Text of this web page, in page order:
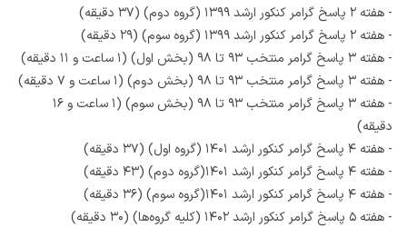
- هفته ۲ پاسخ گرامر کنکور ارشد ۱۳۹۹ (گروه دوم) (۳۷ دقیقه)
- هفته ۲ پاسخ گرامر کنکور ارشد ۱۳۹۹ (گروه سوم) (۲۹ دقیقه)
- هفته ۳ پاسخ گرامر منتخب ۹۳ تا ۹۸ (بخش اول) (۱ ساعت و ۱۱ دقیقه)
- هفته ۳ پاسخ گرامر منتخب ۹۳ تا ۹۸ (بخش دوم) (۱ ساعت و ۷ دقیقه)
- هفته ۳ پاسخ گرامر منتخب ۹۳ تا ۹۸ (بخش سوم) (۱ ساعت و ۱۶
دقیقه)
- هفته ۴ پاسخ گرامر کنکور ارشد ۱۴۰۱ (گروه اول) (۳۷ دقیقه)
- هفته ۴ پاسخ گرامر کنکور ارشد ۱۴۰۱(گروه دوم) (۴۳ دقیقه)
- هفته ۴ پاسخ گرامر کنکور ارشد ۱۴۰۱(گروه سوم) (۳۶ دقیقه)
- هفته ۵ پاسخ گرامر کنکور ارشد ۱۴۰۲ (کلیه گروه‌ها) (۳۰ دقیقه)